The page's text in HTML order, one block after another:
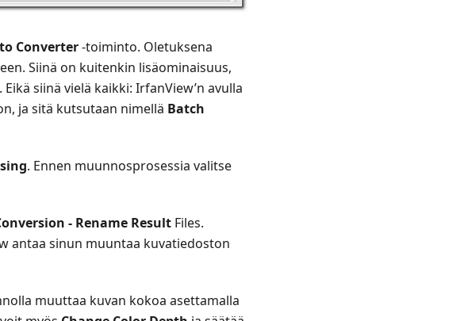
Converter-toiminto. Oletuksena
Siinä on kuitenkin lisäominaisuus,
siinä vielä kaikki: IrfanView’n avulla
ja sitä kutsutaan nimellä Batch
. Ennen muunnosprosessia valitse
- Rename Result Files.
antaa sinun muuntaa kuvatiedoston
muuttaa kuvan kokoa asettamalla